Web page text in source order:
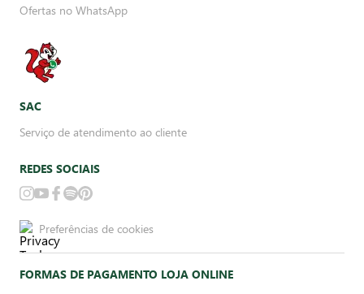
Ofertas no WhatsApp
SAC
Serviço de atendimento ao cliente
REDES SOCIAIS
Preferências de cookies
FORMAS DE PAGAMENTO LOJA ONLINE